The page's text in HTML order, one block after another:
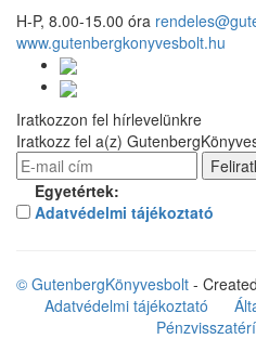
H-P, 8.00-15.00 óra
www.gutenbergkonyvesbolt.hu
Iratkozzon fel hírlevelünkre
Iratkozz fel a(z)
Egyetértek:
Adatvédelmi tájékoztató
© GutenbergKönyvesbolt -
Adatvédelmi tájékoztató